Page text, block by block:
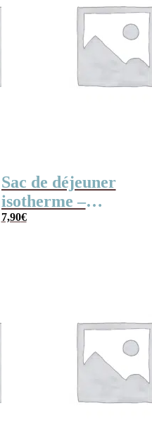
Sac de déjeuner
isotherme –
“Merci pour cette
7,90€